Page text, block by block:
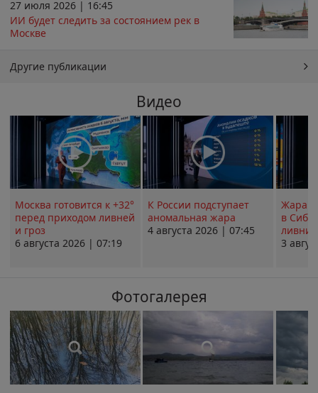
27 июля 2026 | 16:45
ИИ будет следить за состоянием рек в
Москве
Другие публикации
Видео
Москва готовится к +32°
перед приходом ливней
и гроз
6 августа 2026 | 07:19
К России подступает
аномальная жара
4 августа 2026 | 07:45
Жара в
в
ливни
3
Фотогалерея